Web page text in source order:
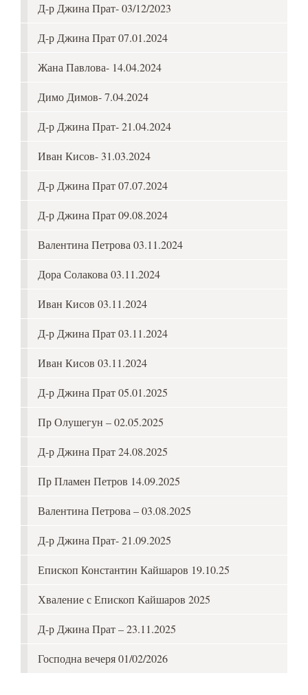
Д-р Джина Прат- 03/12/2023
Д-р Джина Прат 07.01.2024
Жана Павлова- 14.04.2024
Димо Димов- 7.04.2024
Д-р Джина Прат- 21.04.2024
Иван Кисов- 31.03.2024
Д-р Джина Прат 07.07.2024
Д-р Джина Прат 09.08.2024
Валентина Петрова 03.11.2024
Дора Солакова 03.11.2024
Иван Кисов 03.11.2024
Д-р Джина Прат 03.11.2024
Иван Кисов 03.11.2024
Д-р Джина Прат 05.01.2025
Пр Олушегун – 02.05.2025
Д-р Джина Прат 24.08.2025
Пр Пламен Петров 14.09.2025
Валентина Петрова – 03.08.2025
Д-р Джина Прат- 21.09.2025
Епископ Константин Кайшаров 19.10.25
Хваление с Епископ Кайшаров 2025
Д-р Джина Прат – 23.11.2025
Господна вечеря 01/02/2026